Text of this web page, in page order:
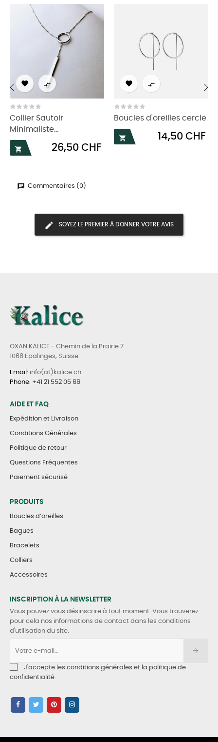
 
Collier Sautoir
Minimaliste...

Prix
26,50 CHF
 
Boucles d'oreilles cercle

Prix
14,50 CHF
‹
Commentaires (0)
SOYEZ LE PREMIER À DONNER VOTRE AVIS
OXAN KALICE - Chemin de la Prairie 7
1066 Epalinges, Suisse
Email : info(at)kalice.ch
Phone: +41 21 552 05 66
AIDE ET FAQ
Expédition et Livraison
Conditions Générales
Politique de retour
Questions Fréquentes
Paiement sécurisé
PRODUITS
Boucles d’oreilles
Bagues
Bracelets
Colliers
Accessoires
INSCRIPTION À LA NEWSLETTER
Vous pouvez vous désinscrire à tout moment. Vous trouverez
pour cela nos informations de contact dans les conditions
d'utilisation du site.
J'accepte les conditions générales et la politique de
confidentialité